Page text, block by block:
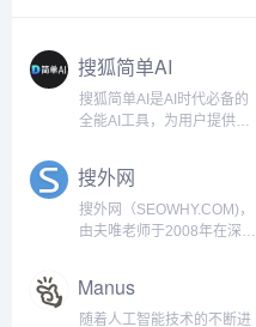
封装技术的规模化落地，让LED
显示屏在亮度、可靠性、功耗等
核心指标上实现对传统LCD的跨
代领先，进
搜狐简单AI
搜狐简单AI是AI时代必备的
全能AI工具，为用户提供全
写作、AI在线图片处理。提
供海量图片制作设计模板：
电商图，logo设计，证件
照，智能抠图，图片高清修
白也能轻松玩转AI。产品功
能：AI作图：用户可以通过
搜外网
搜外网（SEOWHY.COM)，
由夫唯老师于2008年在深圳
红书、阿里巴巴等多维SEO
蓝海。我们不仅是搜索引擎
Manus
随着人工智能技术的不断进